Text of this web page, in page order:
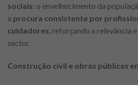
sociais: o envelhecimento da
a procura consistente por
cuidadores, reforçando a relevância
sector.
Construção civil e obras públicas